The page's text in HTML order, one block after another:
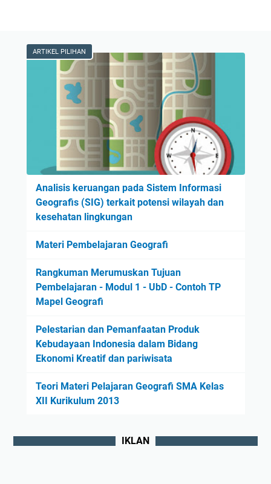
ARTIKEL PILIHAN
Analisis keruangan pada Sistem Informasi
Geografis (SIG) terkait potensi wilayah dan
kesehatan lingkungan
Materi Pembelajaran Geografi
Rangkuman Merumuskan Tujuan
Pembelajaran - Modul 1 - UbD - Contoh TP
Mapel Geografi
Pelestarian dan Pemanfaatan Produk
Kebudayaan Indonesia dalam Bidang
Ekonomi Kreatif dan pariwisata
Teori Materi Pelajaran Geografi SMA Kelas
XII Kurikulum 2013
IKLAN